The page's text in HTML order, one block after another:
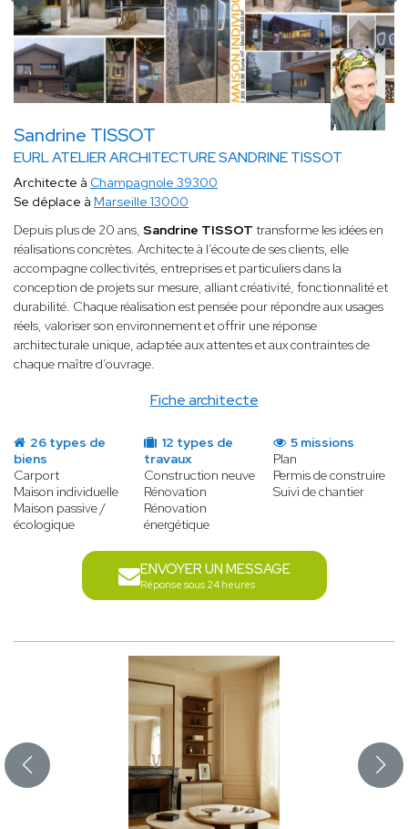
Sandrine TISSOT
EURL ATELIER ARCHITECTURE SANDRINE TISSOT
Fiche architecte
Architecte à Champagnole 39300
Se déplace à Marseille 13000
Depuis plus de 20 ans, Sandrine TISSOT transforme les idées en
réalisations concrètes. Architecte à l’écoute de ses clients, elle
accompagne collectivités, entreprises et particuliers dans la
conception de projets sur mesure, alliant créativité, fonctionnalité et
durabilité. Chaque réalisation est pensée pour répondre aux usages
réels, valoriser son environnement et offrir une réponse
architecturale unique, adaptée aux attentes et aux contraintes de
chaque maître d’ouvrage.
26 types de
biens
Carport
Maison individuelle
Maison passive /
écologique
12 types de
travaux
Construction neuve
Rénovation
Rénovation
énergétique
5 missions
Plan
Permis de construire
Suivi de chantier
ENVOYER UN MESSAGE
Réponse sous 24 heures